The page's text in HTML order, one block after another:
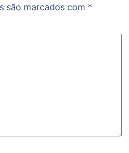
são marcados com *